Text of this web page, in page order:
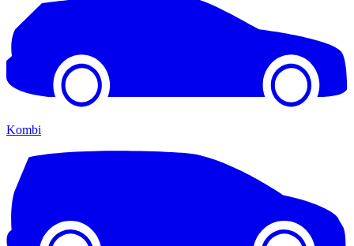
Kombi